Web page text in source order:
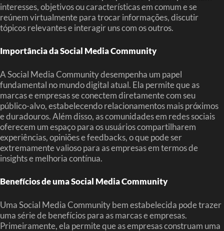
interesses, objetivos ou características em comum e se
reúnem virtualmente para trocar informações, discutir
tópicos relevantes e interagir uns com os outros.
Importância da Social Media Community
A Social Media Community desempenha um papel
fundamental no mundo digital atual. Ela permite que as
marcas e empresas se conectem diretamente com seu
público-alvo, estabelecendo relacionamentos mais próximos
e duradouros. Além disso, as comunidades em redes sociais
oferecem um espaço para os usuários compartilharem
experiências, opiniões e feedbacks, o que pode ser
extremamente valioso para as empresas em termos de
insights e melhoria contínua.
Benefícios de uma Social Media Community
Uma Social Media Community bem estabelecida pode trazer
uma série de benefícios para as marcas e empresas.
Primeiramente, ela permite que as empresas construam uma